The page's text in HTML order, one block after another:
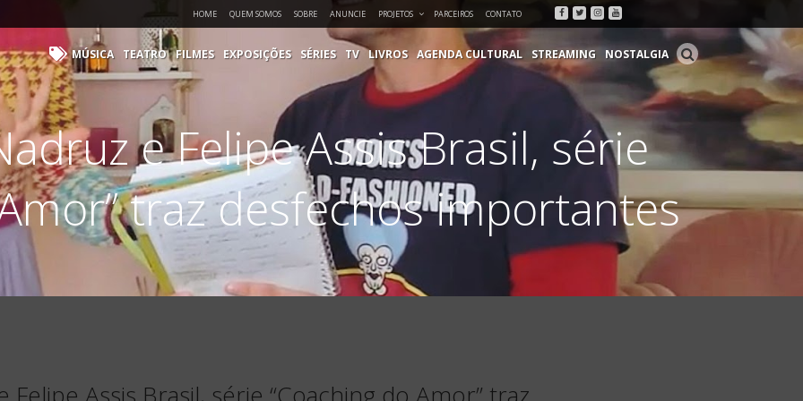
HOME QUEM SOMOS SOBRE ANUNCIE PROJETOS PARCEIROS CONTATO Facebook
Twitter
Instagram
Youtube
MÚSICA TEATRO FILMES EXPOSIÇÕES SÉRIES TV LIVROS AGENDA CULTURAL STREAMING NOSTALGIA
e Felipe Assis Brasil, série
traz desfechos importantes
Felipe Assis Brasil, série “Coaching do Amor” traz